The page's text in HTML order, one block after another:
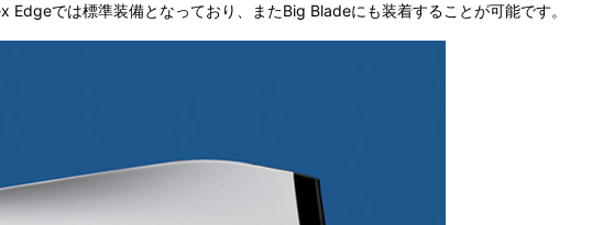
Edgeでは標準装備となっており、またBig Bladeにも装着することが可能です。